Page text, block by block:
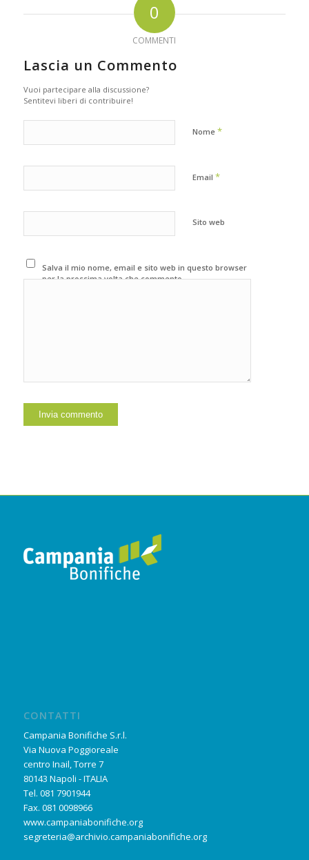
0
COMMENTI
Lascia un Commento
Vuoi partecipare alla discussione?
Sentitevi liberi di contribuire!
Nome *
Email *
Sito web
Salva il mio nome, email e sito web in questo browser
per la prossima volta che commento.
CONTATTI
Campania Bonifiche S.r.l.
Via Nuova Poggioreale
centro Inail, Torre 7
80143 Napoli - ITALIA
Tel. 081 7901944
Fax. 081 0098966
www.campaniabonifiche.org
segreteria@archivio.campaniabonifiche.org